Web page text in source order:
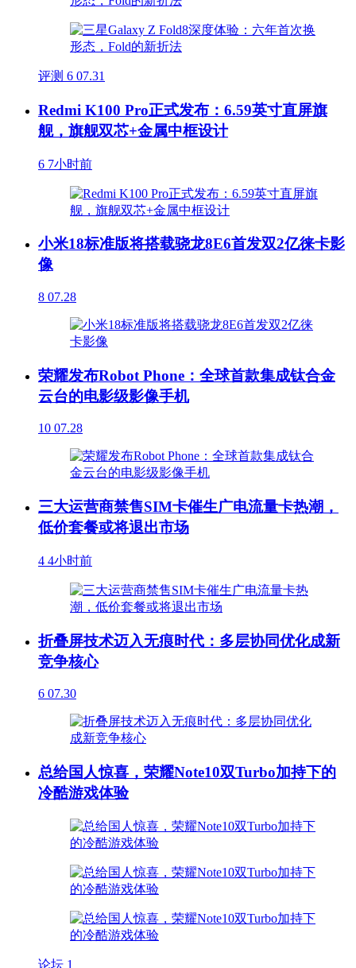
评测 6 07.31
Redmi K100 Pro正式发布：6.59英寸直屏旗
舰，旗舰双芯+金属中框设计
6 7小时前
小米18标准版将搭载骁龙8E6首发双2亿徕卡影
像
8 07.28
荣耀发布Robot Phone：全球首款集成钛合金
云台的电影级影像手机
10 07.28
三大运营商禁售SIM卡催生广电流量卡热潮，
低价套餐或将退出市场
4 4小时前
折叠屏技术迈入无痕时代：多层协同优化成新
竞争核心
6 07.30
总给国人惊喜，荣耀Note10双Turbo加持下的
冷酷游戏体验
论坛 1